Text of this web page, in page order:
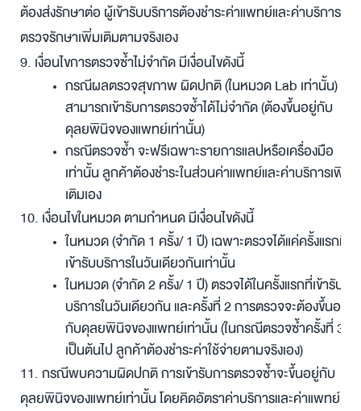
ต้องส่งรักษาต่อ ผู้เข้ารับบริการต้องชำระค่าแพทย์และค่าบริการ
ตรวจรักษาเพิ่มเติมตามจริงเอง
9. เงื่อนไขการตรวจซ้ำไม่จำกัด มีเงื่อนไขดังนี้
กรณีผลตรวจสุขภาพผิดปกติ(ในหมวด Lab เท่านั้น)
สามารถเข้ารับการตรวจซ้ำได้ไม่จำกัด (ต้องขึ้นอยู่กับ
ดุลยพินิจของแพทย์เท่านั้น)
กรณีตรวจซ้ำ จะฟรีเฉพาะรายการแลปหรือเครื่องมือ
เท่านั้น ลูกค้าต้องชำระในส่วนค่าแพทย์และค่าบริการเพิ่ม
เติมเอง
10. เงื่อนไขในหมวด ตามกำหนด มีเงื่อนไขดังนี้
ในหมวด (จำกัด 1 ครั้ง/ 1 ปี) เฉพาะตรวจได้แค่ครั้งแรกที่
เข้ารับบริการในวันเดียวกันเท่านั้น
ในหมวด (จำกัด 2 ครั้ง/ 1 ปี) ตรวจได้ในครั้งแรกที่เข้ารับ
บริการในวันเดียวกันและครั้งที่ 2 การตรวจจะต้องขึ้นอยู่
กับดุลยพินิจของแพทย์เท่านั้น(ในกรณีตรวจซ้ำครั้งที่ 3
เป็นต้นไปลูกค้าต้องชำระค่าใช้จ่ายตามจริงเอง)
11. กรณีพบความผิดปกติ การเข้ารับการตรวจซ้ำจะขึ้นอยู่กับ
ดุลยพินิจของแพทย์เท่านั้น โดยคิดอัตราค่าบริการและค่าแพทย์